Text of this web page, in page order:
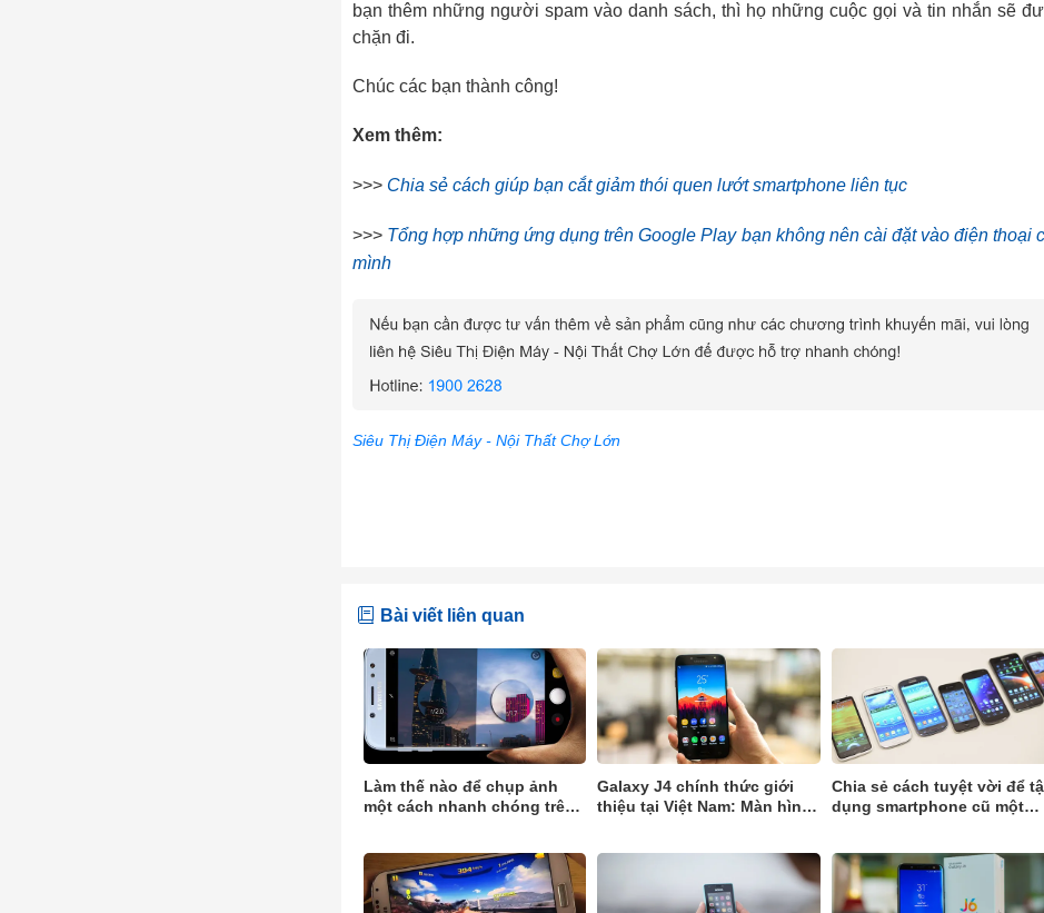
bạn thêm những người spam vào danh sách, thì họ những cuộc gọi và tin nhắn sẽ
chặn đi.
Chúc các bạn thành công!
Xem thêm:
>>> Chia sẻ cách giúp bạn cắt giảm thói quen lướt smartphone liên tục
>>> Tổng hợp những ứng dụng trên Google Play bạn không nên cài đặt vào điện thoại
mình
Siêu Thị Điện Máy - Nội Thất Chợ Lớn
Bài viết liên quan
Làm thế nào để chụp ảnh
một cách nhanh chóng trên
Galaxy J4 chính thức giới
thiệu tại Việt Nam: Màn hình
Chia sẻ cách tuyệt vời để
dụng smartphone cũ một